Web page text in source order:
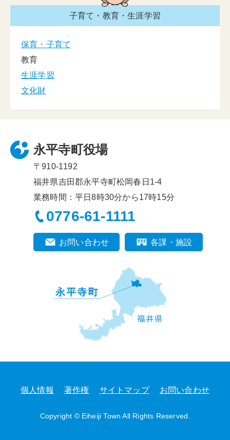
子育て・教育・生涯学習
保育・子育て
教育
生涯学習
文化財
永平寺町役場
〒910-1192
福井県吉田郡永平寺町松岡春日1-4
業務時間：平日8時30分から17時15分
0776-61-1111
お問い合わせ 各課・施設
個人情報 著作権 サイトマップ お問い合わせ
Copyright © Eiheiji Town All Rights Reserved.